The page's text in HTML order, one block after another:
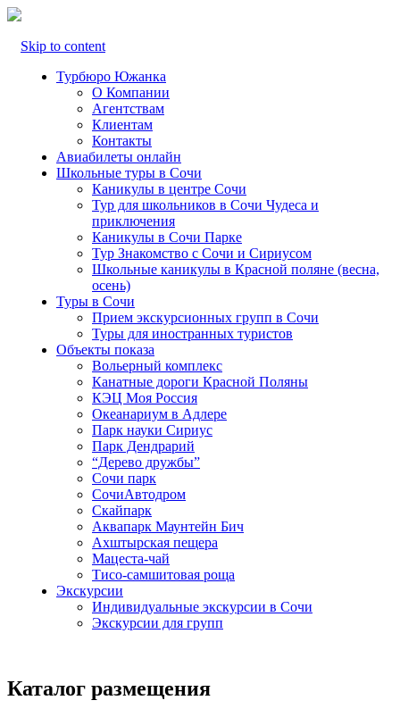
Skip to content
Турбюро Южанка
О Компании
Агентствам
Клиентам
Контакты
Авиабилеты онлайн
Школьные туры в Сочи
Каникулы в центре Сочи
Тур для школьников в Сочи Чудеса и
приключения
Каникулы в Сочи Парке
Тур Знакомство с Сочи и Сириусом
Школьные каникулы в Красной поляне (весна,
осень)
Туры в Сочи
Прием экскурсионных групп в Сочи
Туры для иностранных туристов
Объекты показа
Вольерный комплекс
Канатные дороги Красной Поляны
КЭЦ Моя Россия
Океанариум в Адлере
Парк науки Сириус
Парк Дендрарий
“Дерево дружбы”
Сочи парк
СочиАвтодром
Скайпарк
Аквапарк Маунтейн Бич
Ахштырская пещера
Мацеста-чай
Тисо-самшитовая роща
Экскурсии
Индивидуальные экскурсии в Сочи
Экскурсии для групп
Каталог размещения